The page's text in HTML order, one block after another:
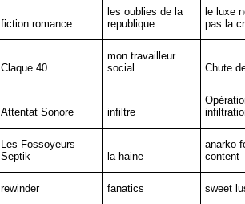
fiction romance
les oublies de la
republique
le luxe
pas la
Claque 40
mon travailleur
social
Chute
Attentat Sonore infiltre
Les Fossoyeurs
Septik
la haine
anarko
content
rewinder fanatics sweet